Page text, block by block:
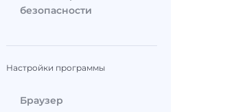
безопасности
Настройки программы
Браузер